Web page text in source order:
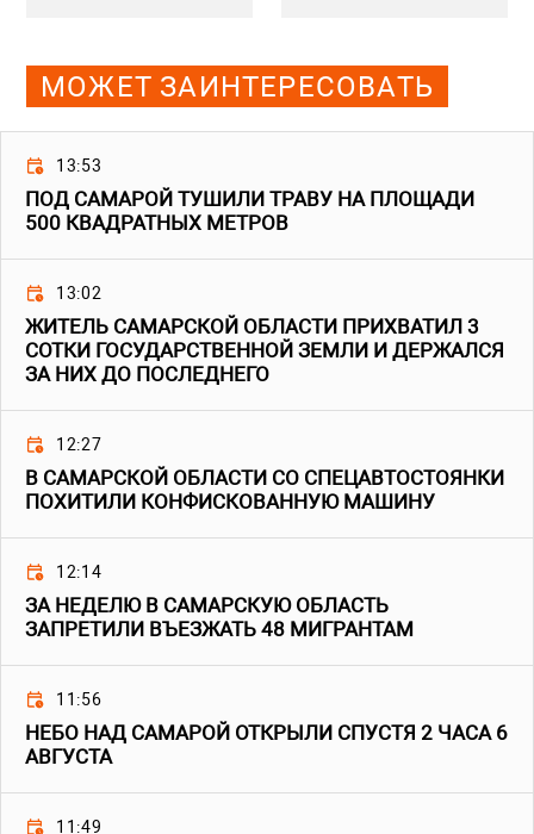
МОЖЕТ ЗАИНТЕРЕСОВАТЬ
13:53
ПОД САМАРОЙ ТУШИЛИ ТРАВУ НА ПЛОЩАДИ
500 КВАДРАТНЫХ МЕТРОВ
13:02
ЖИТЕЛЬ САМАРСКОЙ ОБЛАСТИ ПРИХВАТИЛ 3
СОТКИ ГОСУДАРСТВЕННОЙ ЗЕМЛИ И ДЕРЖАЛСЯ
ЗА НИХ ДО ПОСЛЕДНЕГО
12:27
В САМАРСКОЙ ОБЛАСТИ СО СПЕЦАВТОСТОЯНКИ
ПОХИТИЛИ КОНФИСКОВАННУЮ МАШИНУ
12:14
ЗА НЕДЕЛЮ В САМАРСКУЮ ОБЛАСТЬ
ЗАПРЕТИЛИ ВЪЕЗЖАТЬ 48 МИГРАНТАМ
11:56
НЕБО НАД САМАРОЙ ОТКРЫЛИ СПУСТЯ 2 ЧАСА 6
АВГУСТА
11:49